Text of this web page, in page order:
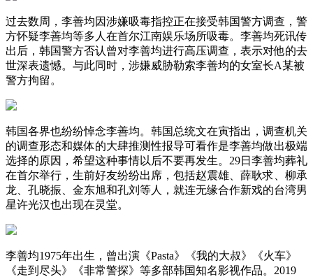
过去数周，李善均因涉嫌吸毒指控正在接受韩国警方调查，警
方怀疑李善均等多人在首尔江南娱乐场所吸毒。李善均死讯传
出后，韩国警方否认曾对李善均进行高压调查，表示对他的去
世深表遗憾。与此同时，涉嫌威胁勒索李善均的女室长A某被
警方拘留。
韩国各界也纷纷悼念李善均。韩国总统文在寅指出，调查机关
的调查形态和媒体的大肆推测性报导可看作是李善均做出极端
选择的原因，希望这种事情以后不要再发生。29日李善均葬礼
在首尔举行，生前好友纷纷出席，包括赵震雄、薛耿求、柳承
龙、孔晓振、金东旭和孔刘等人，就连无缘合作新戏的台湾男
星许光汉也出现在灵堂。
李善均1975年出生，曾出演《Pasta》《我的大叔》《火车》
《走到尽头》《非常警探》等多部韩国知名影视作品。2019